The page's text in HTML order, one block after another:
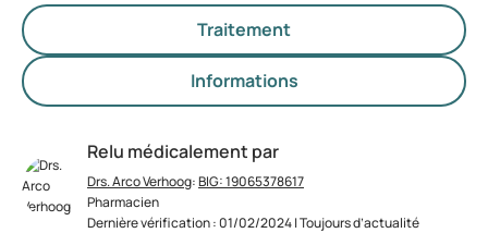
Traitement
Informations
Relu médicalement par
Drs. Arco Verhoog:BIG: 19065378617
Pharmacien
Dernière vérification : 01/02/2024 | Toujours d’actualité